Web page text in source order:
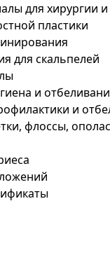
для хирургии
пластики
для скальпелей
и
и
флоссы,